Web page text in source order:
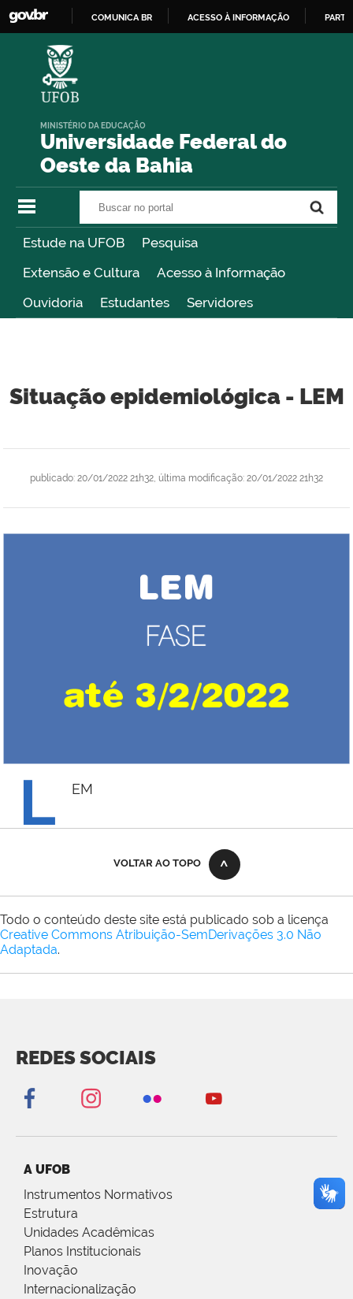
COMUNICA BR ACESSO À INFORMAÇÃO
Universidade Federal do
Oeste da Bahia
MINISTÉRIO DA EDUCAÇÃO
Estude na UFOB
Pesquisa
Extensão e Cultura
Acesso à Informação
Ouvidoria
Estudantes Servidores
Situação epidemiológica - LEM
publicado: 20/01/2022 21h32 última modificação: 20/01/2022 21h32
L EM
VOLTAR AO TOPO
Todo o conteúdo deste site está publicado sob a licença
Creative Commons Atribuição-SemDerivações 3.0 Não
Adaptada.
REDES SOCIAIS
A UFOB
Instrumentos Normativos
Estrutura
Unidades Acadêmicas
Planos Institucionais
Inovação
Internacionalização